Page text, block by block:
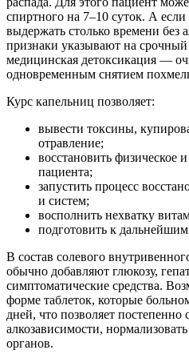
спиртного на 7–10 суток. А если
выдержать столько времени
признаки указывают на
медицинская детоксикация —
одновременным снятием
Курс капельниц позволяет:
вывести токсины,
отравление;
восстановить физическое
пациента;
запустить процесс
и систем;
восполнить нехватку
подготовить к
В состав солевого
обычно добавляют глюкозу,
симптоматические средства.
форме таблеток, которые
дней, что позволяет
алкозависимости,
органов.